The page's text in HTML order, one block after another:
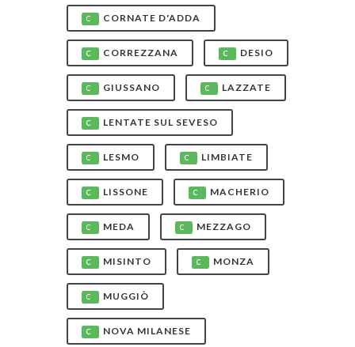
C CORNATE D'ADDA
C CORREZZANA C DESIO
C GIUSSANO C LAZZATE
C LENTATE SUL SEVESO
C LESMO C LIMBIATE
C LISSONE C MACHERIO
C MEDA C MEZZAGO
C MISINTO C MONZA
C MUGGIÒ
C NOVA MILANESE